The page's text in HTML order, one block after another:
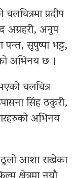
प्रदीप
अग्रहरी, अनुप
पन्त, सुपुष्पा भट्ट,
अभिनय छ ।
चलचित्र
सिंह ठकुरी,
अभिनय
ठूलो आशा राखेका